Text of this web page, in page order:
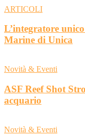
ARTICOLI
L’integratore
Marine di Unica
Novità & Eventi
ASF Reef Shot
acquario
Novità & Eventi